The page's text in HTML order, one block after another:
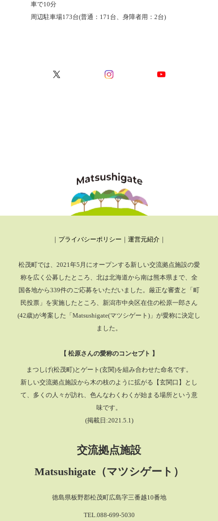
車で10分
周辺駐車場173台(普通：171台、身障者用：2台)
｜ プライバシーポリシー ｜ 運営元紹介 ｜
松茂町では、2021年5月にオープンする新しい交流拠点施設の愛
称を広く公募したところ、 北は北海道から南は熊本県まで、全
国各地から339件のご応募をいただいました。厳正な審査と「町
民投票」を実施したところ、 新潟市中央区在住の松原一郎さん
(42歳)が考案した「Matsushigate(マツシゲート)」が愛称に決定し
ました。
【 松原さんの愛称のコンセプト 】
まつしげ(松茂町)とゲート(玄関)を組み合わせた命名です。
新しい交流拠点施設から木の枝のように拡がる【玄関口】とし
て、多くの人々が訪れ、色んなわくわくが始まる場所という意
味です。
(掲載日:2021.5.1)
交流拠点施設
Matsushigate（マツシゲート）
徳島県板野郡松茂町広島字三番越10番地
TEL.088-699-5030